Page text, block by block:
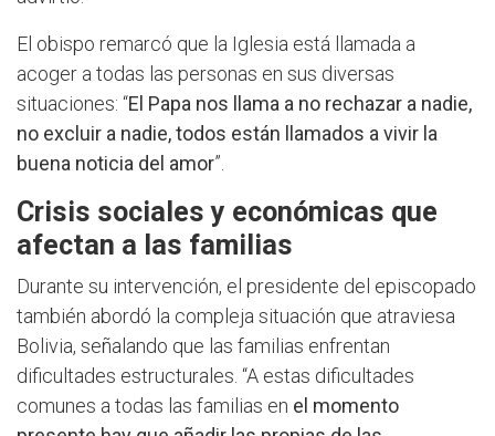
El obispo remarcó que la Iglesia está llamada a
acoger a todas las personas en sus diversas
situaciones: “El Papa nos llama a no rechazar a nadie,
no excluir a nadie, todos están llamados a vivir la
buena noticia del amor”.
Crisis sociales y económicas que
afectan a las familias
Durante su intervención, el presidente del episcopado
también abordó la compleja situación que atraviesa
Bolivia, señalando que las familias enfrentan
dificultades estructurales. “A estas dificultades
comunes a todas las familias en el momento